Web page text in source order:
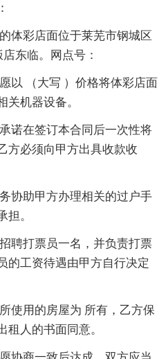
体彩店面位于莱芜市钢城区
东临。网点号：
以 （大写 ）价格将体彩店面
关机器设备。
诺在签订本合同后一次性将
方必须向甲方出具收款收
协助甲方办理相关的过户手
担。
聘打票员一名，并负责打票
的工资待遇由甲方自行决定
使用的房屋为 所有，乙方保
租人的书面同意。